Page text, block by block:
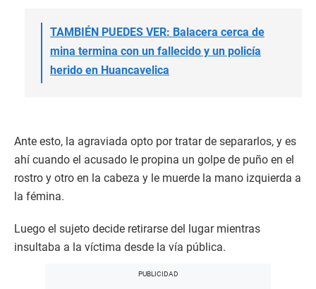
TAMBIÉN PUEDES VER: Balacera cerca de
mina termina con un fallecido y un policía
herido en Huancavelica
Ante esto, la agraviada opto por tratar de separarlos, y es
ahí cuando el acusado le propina un golpe de puño en el
rostro y otro en la cabeza y le muerde la mano izquierda a
la fémina.
Luego el sujeto decide retirarse del lugar mientras
insultaba a la víctima desde la vía pública.